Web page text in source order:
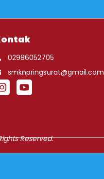
02986052705
smknpringsurat@gmail.com
Reserved.